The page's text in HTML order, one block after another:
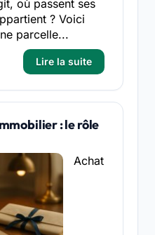
où passent ses
? Voici
parcelle...
Lire la suite
: le rôle
Achat